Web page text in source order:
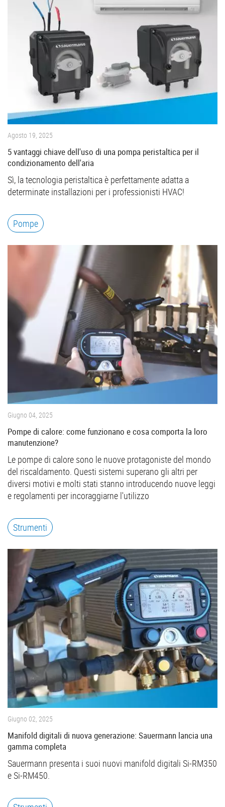
Agosto 19, 2025
5 vantaggi chiave dell'uso di una pompa peristaltica per il
condizionamento dell'aria
Sì, la tecnologia peristaltica è perfettamente adatta a
determinate installazioni per i professionisti HVAC!
Pompe
Giugno 04, 2025
Pompe di calore: come funzionano e cosa comporta la loro
manutenzione?
Le pompe di calore sono le nuove protagoniste del mondo
del riscaldamento. Questi sistemi superano gli altri per
diversi motivi e molti stati stanno introducendo nuove leggi
e regolamenti per incoraggiarne l'utilizzo
Strumenti
Giugno 02, 2025
Manifold digitali di nuova generazione: Sauermann lancia una
gamma completa
Sauermann presenta i suoi nuovi manifold digitali Si-RM350
e Si-RM450.